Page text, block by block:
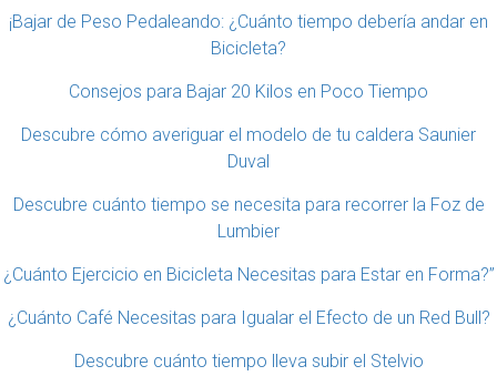
¡Bajar de Peso Pedaleando: ¿Cuánto tiempo debería andar en
Bicicleta?
Consejos para Bajar 20 Kilos en Poco Tiempo
Descubre cómo averiguar el modelo de tu caldera Saunier
Duval
Descubre cuánto tiempo se necesita para recorrer la Foz de
Lumbier
¿Cuánto Ejercicio en Bicicleta Necesitas para Estar en Forma?”
¿Cuánto Café Necesitas para Igualar el Efecto de un Red Bull?
Descubre cuánto tiempo lleva subir el Stelvio